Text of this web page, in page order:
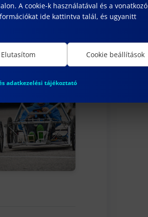
A cookie-k használatával és a vonatkozó
ide kattintva talál, és ugyanitt
Elutasítom Cookie beállítások
adatkezelési tájékoztató